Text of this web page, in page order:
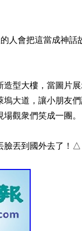
人會把這當成神話
型大樓，當圖片
大道，讓小朋友
觀衆們笑成一團。